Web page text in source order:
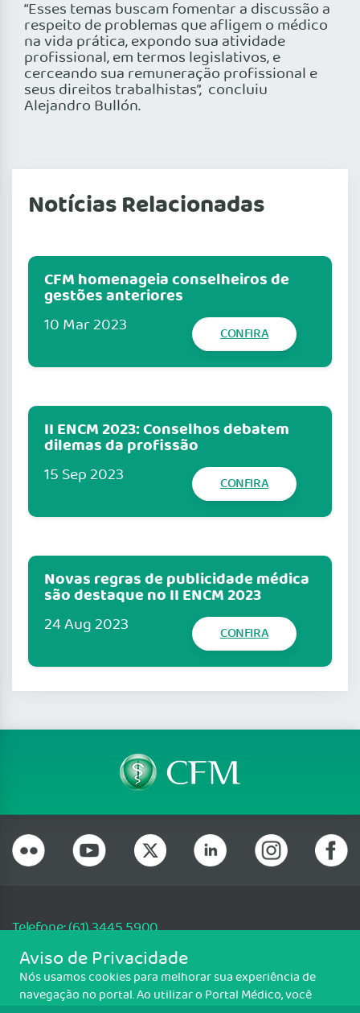
“Esses temas buscam fomentar a discussão a
respeito de problemas que afligem o médico
na vida prática, expondo sua atividade
profissional, em termos legislativos, e
cerceando sua remuneração profissional e
seus direitos trabalhistas”, concluiu
Alejandro Bullón.
Notícias Relacionadas
CFM homenageia conselheiros de
gestões anteriores
10 Mar 2023 CONFIRA
II ENCM 2023: Conselhos debatem
dilemas da profissão
15 Sep 2023 CONFIRA
Novas regras de publicidade médica
são destaque no II ENCM 2023
24 Aug 2023 CONFIRA
Telefone: (61) 3445 5900
Email: cfm@portalmedico.org.br
SGAS 616, Conjunto D, Lote 115, L2 Sul, Brasília/DF - CEP: 70200-760 -
CNPJ: 33.583.550/0001-30
Aviso de Privacidade
Nós usamos cookies para melhorar sua experiência de
navegação no portal. Ao utilizar o Portal Médico, você